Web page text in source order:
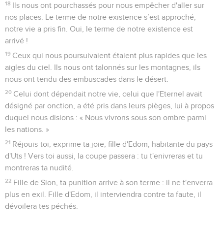
18
Ils nous ont pourchassés pour nous empêcher d'aller sur
nos places. Le terme de notre existence s’est approché,
notre vie a pris fin. Oui, le terme de notre existence est
arrivé !
19 Ceux qui nous poursuivaient étaient plus rapides que les
aigles du ciel. Ils nous ont talonnés sur les montagnes, ils
nous ont tendu des embuscades dans le désert.
20 Celui dont dépendait notre vie, celui que l'Eternel avait
désigné par onction, a été pris dans leurs pièges, lui à propos
duquel nous disions : « Nous vivrons sous son ombre parmi
les nations. »
21 Réjouis-toi, exprime ta joie, fille d'Edom, habitante du pays
d'Uts ! Vers toi aussi, la coupe passera : tu t'enivreras et tu
montreras ta nudité.
22 Fille de Sion, ta punition arrive à son terme : il ne t'enverra
plus en exil. Fille d'Edom, il interviendra contre ta faute, il
dévoilera tes péchés.